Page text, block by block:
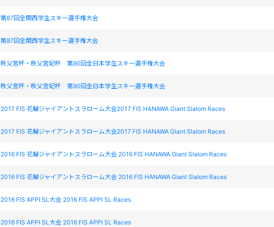
第87回全関西学生スキー選手権大会
第87回全関西学生スキー選手権大会
秩父宮杯・秩父宮妃杯 第90回全日本学生スキー選手権大会
秩父宮杯・秩父宮妃杯 第90回全日本学生スキー選手権大会
2017 FIS 花輪ジャイアントスラローム大会2017 FIS HANAWA Giant Slalom Races
2017 FIS 花輪ジャイアントスラローム大会2017 FIS HANAWA Giant Slalom Races
2016 FIS 花輪ジャイアントスラローム大会 2016 FIS HANAWA Giant Slalom Races
2016 FIS 花輪ジャイアントスラローム大会 2016 FIS HANAWA Giant Slalom Races
2016 FIS APPI SL大会 2016 FIS APPI SL Races
2016 FIS APPI SL大会 2016 FIS APPI SL Races